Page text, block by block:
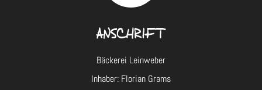
ANSCHRIFT
Bäckerei Leinweber
Inhaber: Florian Grams